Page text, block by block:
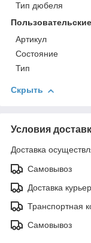
Тип дюбеля
Артикул
Состояние
Тип
Скрыть
Условия
Доставка
Самовывоз
Доставка
Транспортная
Самовывоз